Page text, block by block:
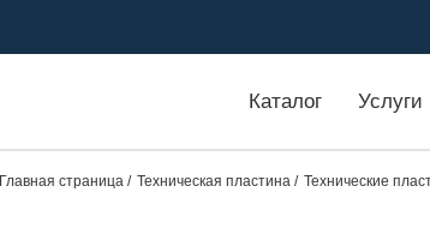
Каталог Услуги
Главная страница Техническая пластина Технические